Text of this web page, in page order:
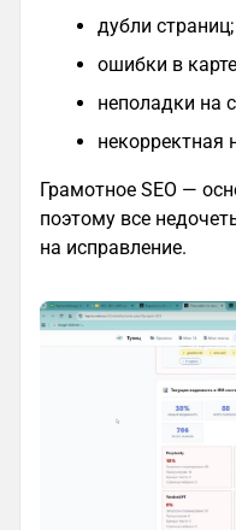
дубли страниц;
ошибки в
неполадки на
некорректная
Грамотное SEO —
поэтому все
на исправление.